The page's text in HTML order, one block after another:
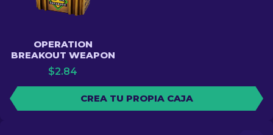
OPERATION
BREAKOUT WEAPON
$2.84
CREA TU PROPIA CAJA